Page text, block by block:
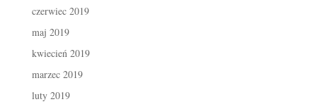
czerwiec 2019
maj 2019
kwiecień 2019
marzec 2019
luty 2019